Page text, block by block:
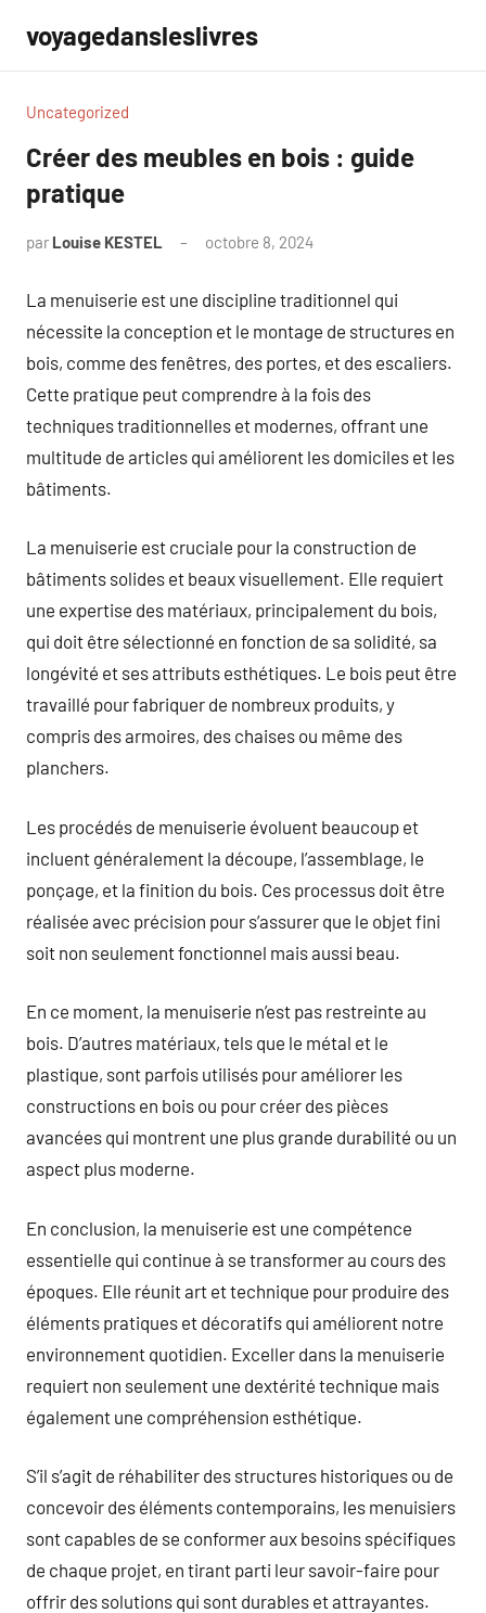
contenu
voyagedansleslivres
Uncategorized
Créer des meubles en bois : guide
pratique
par Louise KESTEL octobre 8, 2024
La menuiserie est une discipline traditionnel qui
nécessite la conception et le montage de structures en
bois, comme des fenêtres, des portes, et des escaliers.
Cette pratique peut comprendre à la fois des
techniques traditionnelles et modernes, offrant une
multitude de articles qui améliorent les domiciles et les
bâtiments.
La menuiserie est cruciale pour la construction de
bâtiments solides et beaux visuellement. Elle requiert
une expertise des matériaux, principalement du bois,
qui doit être sélectionné en fonction de sa solidité, sa
longévité et ses attributs esthétiques. Le bois peut être
travaillé pour fabriquer de nombreux produits, y
compris des armoires, des chaises ou même des
planchers.
Les procédés de menuiserie évoluent beaucoup et
incluent généralement la découpe, l’assemblage, le
ponçage, et la finition du bois. Ces processus doit être
réalisée avec précision pour s’assurer que le objet fini
soit non seulement fonctionnel mais aussi beau.
En ce moment, la menuiserie n’est pas restreinte au
bois. D’autres matériaux, tels que le métal et le
plastique, sont parfois utilisés pour améliorer les
constructions en bois ou pour créer des pièces
avancées qui montrent une plus grande durabilité ou un
aspect plus moderne.
En conclusion, la menuiserie est une compétence
essentielle qui continue à se transformer au cours des
époques. Elle réunit art et technique pour produire des
éléments pratiques et décoratifs qui améliorent notre
environnement quotidien. Exceller dans la menuiserie
requiert non seulement une dextérité technique mais
également une compréhension esthétique.
S’il s’agit de réhabiliter des structures historiques ou de
concevoir des éléments contemporains, les menuisiers
sont capables de se conformer aux besoins spécifiques
de chaque projet, en tirant parti leur savoir-faire pour
offrir des solutions qui sont durables et attrayantes.